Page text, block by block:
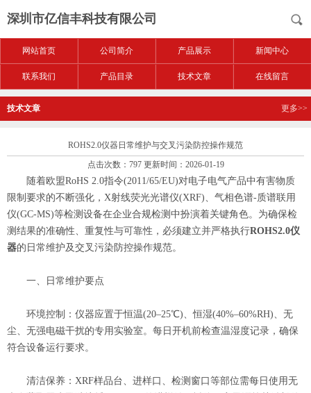
深圳市亿信丰科技有限公司
网站首页 公司简介 产品展示 新闻中心
联系我们 产品目录 技术文章 在线留言
技术文章 更多>>
ROHS2.0仪器日常维护与交叉污染防控操作规范
点击次数：797 更新时间：2026-01-19
随着欧盟RoHS 2.0指令(2011/65/EU)对电子电气产品中有害物质
限制要求的不断强化，X射线荧光光谱仪(XRF)、气相色谱-质谱联用
仪(GC-MS)等检测设备在企业合规检测中扮演着关键角色。为确保检
测结果的准确性、重复性与可靠性，必须建立并严格执行ROHS2.0仪
器的日常维护及交叉污染防控操作规范。
一、日常维护要点
环境控制：仪器应置于恒温(20–25℃)、恒湿(40%–60%RH)、无
尘、无强电磁干扰的专用实验室。每日开机前检查温湿度记录，确保
符合设备运行要求。
清洁保养：XRF样品台、进样口、检测窗口等部位需每日使用无